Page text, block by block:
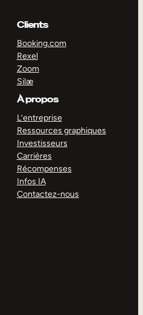
Clients
Booking.com
Rexel
Zoom
Silæ
À propos
L’entreprise
Ressources graphiques
Investisseurs
Carrières
Récompenses
Infos IA
Contactez-nous